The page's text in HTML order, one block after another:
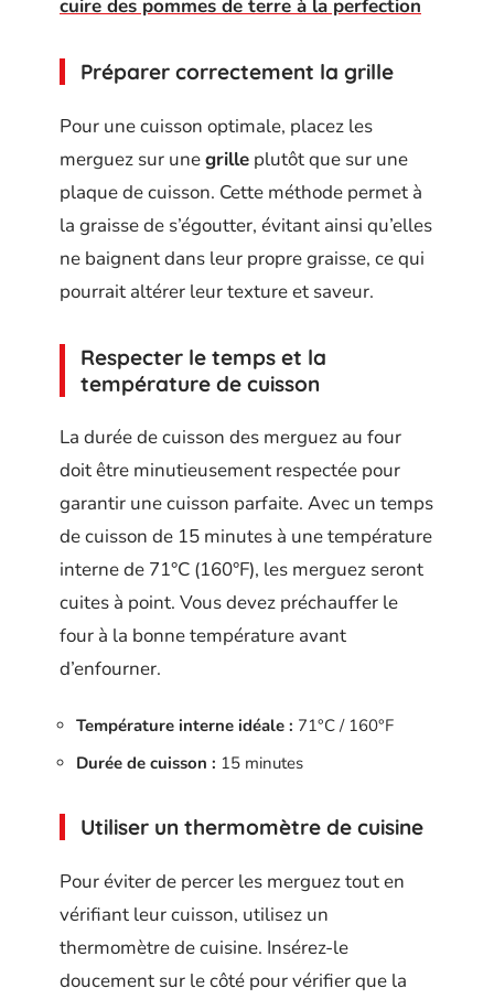
cuire des pommes de terre à la perfection
Préparer correctement la grille
Pour une cuisson optimale, placez les
merguez sur unegrille plutôt que sur une
plaque de cuisson. Cette méthode permet à
la graisse de s’égoutter, évitant ainsi qu’elles
ne baignent dans leur propre graisse, ce qui
pourrait altérer leur texture et saveur.
Respecter le temps et la
température de cuisson
La durée de cuisson des merguez au four
doit être minutieusement respectée pour
garantir une cuisson parfaite. Avec un temps
de cuisson de 15 minutes à une température
interne de 71°C (160°F), les merguez seront
cuites à point. Vous devez préchauffer le
four à la bonne température avant
d’enfourner.
Température interne idéale : 71°C / 160°F
Durée de cuisson : 15 minutes
Utiliser un thermomètre de cuisine
Pour éviter de percer les merguez tout en
vérifiant leur cuisson, utilisez un
thermomètre de cuisine. Insérez-le
doucement sur le côté pour vérifier que la